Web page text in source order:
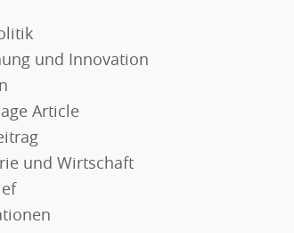
und Innovation
Article
und Wirtschaft